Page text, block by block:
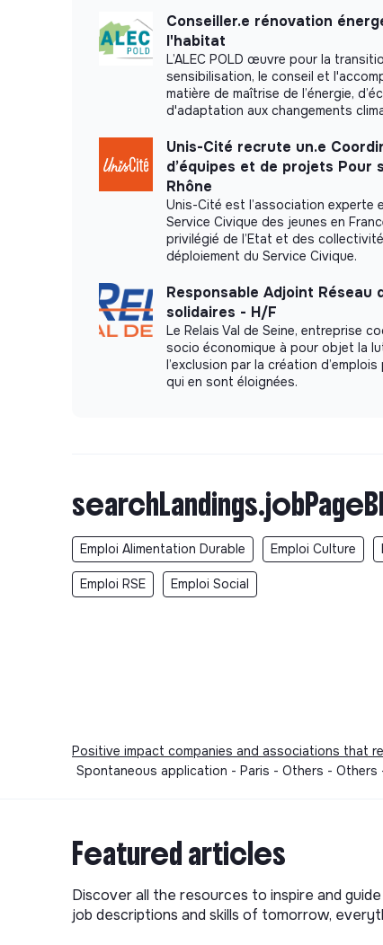
Conseiller.e rénovation
l'habitat
L’ALEC POLD œuvre pour la
sensibilisation, le conseil et
matière de maîtrise de l’énergie,
d'adaptation aux changements
Unis-Cité recrute un.e
d’équipes et de projets Pour
Rhône
Unis-Cité est l’association experte
Service Civique des jeunes en
privilégié de l’Etat et des
déploiement du Service Civique.
Responsable Adjoint Réseau
solidaires - H/F
Le Relais Val de Seine, entreprise
socio économique à pour objet la
l’exclusion par la création
qui en sont éloignées.
Emploi Alimentation Durable Emploi Culture
Emploi RSE Emploi Social
Positive impact companies and associations that
Spontaneous application - Paris - Others -
Featured articles
Discover all the resources to inspire and
job descriptions and skills of tomorrow,